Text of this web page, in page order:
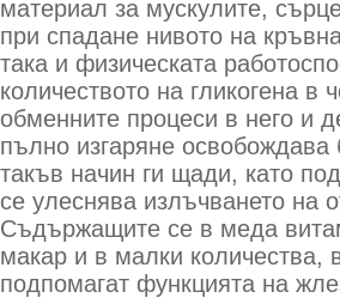
материал за мускулите,
при спадане нивото на
така и физическата
количеството на гликогена в
обменните процеси в него и
пълно изгаряне
такъв начин ги щади, като
се улеснява излъчването на
Съдържащите се в меда
макар и в малки количества,
подпомагат функцията на